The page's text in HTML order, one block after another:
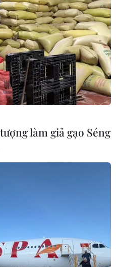
làm giả gạo Séng